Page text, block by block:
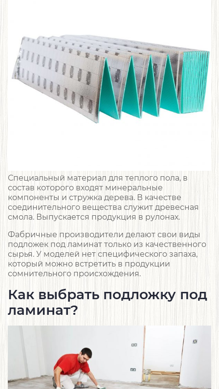
Специальный материал для теплого пола, в
состав которого входят минеральные
компоненты и стружка дерева. В качестве
соединительного вещества служит древесная
смола. Выпускается продукция в рулонах.
Фабричные производители делают свои виды
подложек под ламинат только из качественного
сырья. У моделей нет специфического запаха,
который можно встретить в продукции
сомнительного происхождения.
Как выбрать подложку под
ламинат?